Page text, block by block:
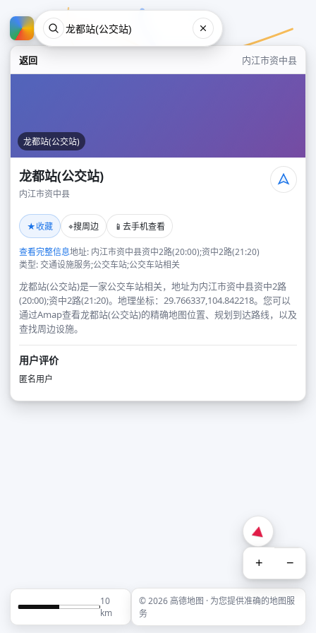
返回 内江市资中县
龙都站(公交站)
龙都站(公交站)
内江市资中县
★收藏 ⌖搜周边 📱 去手机查看
查看完整信息地址: 内江市资中县资中2路(20:00);资中2路(21:20)
类型: 交通设施服务;公交车站;公交车站相关
龙都站(公交站)是一家公交车站相关，地址为内江市资中县资中2路
(20:00);资中2路(21:20)。地理坐标：29.766337,104.842218。您可以
通过Amap查看龙都站(公交站)的精确地图位置、规划到达路线，以及
查找周边设施。
用户评价
匿名用户
+ −
10
km
© 2026 高德地图 · 为您提供准确的地图服
务